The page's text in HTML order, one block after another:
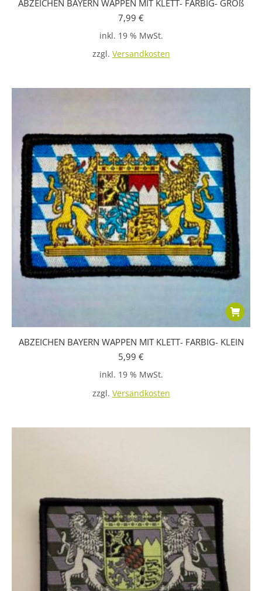
ABZEICHEN BAYERN WAPPEN MIT KLETT- FARBIG- GROß
7,99 €
inkl. 19 % MwSt.
zzgl. Versandkosten
ABZEICHEN BAYERN WAPPEN MIT KLETT- FARBIG- KLEIN
5,99 €
inkl. 19 % MwSt.
zzgl. Versandkosten